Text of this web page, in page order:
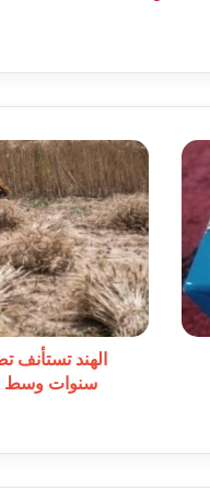
الهند
تستأنف
تصدير
القمح
لأول
مرة
منذ
4
سنوات
اضطراباتسنوات وسط